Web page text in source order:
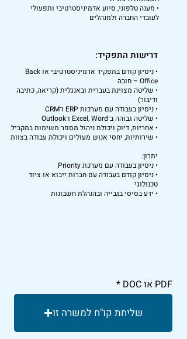
• מענה טלפוני, סיוע אדמיניסטרטיבי ותפעולי
לעובדי החברה ולמנהלים
דרישות התפקיד:
• ניסיון קודם בתפקיד אדמיניסטרטיבי או Back
Office – חובה
• שליטה מצוינת בעברית ובאנגלית (קריאה, כתיבה
ודיבור)
• ניסיון בעבודה עם מערכות ERP ו־CRM
• שליטה גבוהה ב־Excel, Word ו־Outlook
• אחריות, דיוק ויכולת ניהול מספר משימות במקביל
• שירותיות, יחסי אנוש מעולים ויכולת עבודה בצוות
יתרון:
• ניסיון בעבודה עם מערכת Priority
• ניסיון קודם בעבודה עם חברות ייבוא או ציוד
טכנולוגי
• ידע בסיסי בגבייה ובהנהלת חשבונות
PDF או DOC
שליחת קו"ח למשרה זו